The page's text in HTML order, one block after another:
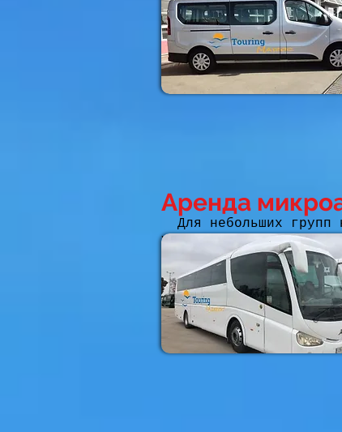
своему!
Аренда
Для небольших
установить детские
поездки.
ближайшем к вам